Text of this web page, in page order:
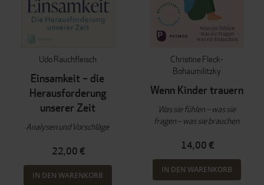
Udo Rauchfleisch
Einsamkeit – die
Herausforderung
unserer Zeit
Analysen und Vorschläge
22,00 €
IN DEN WARENKORB
Christine Fleck-
Bohaumilitzky
Wenn Kinder trauern
Was sie fühlen – was sie
fragen – was sie brauchen
14,00 €
IN DEN WARENKORB